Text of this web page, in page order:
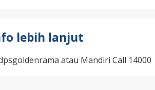
lebih lanjut
atau Mandiri Call 14000